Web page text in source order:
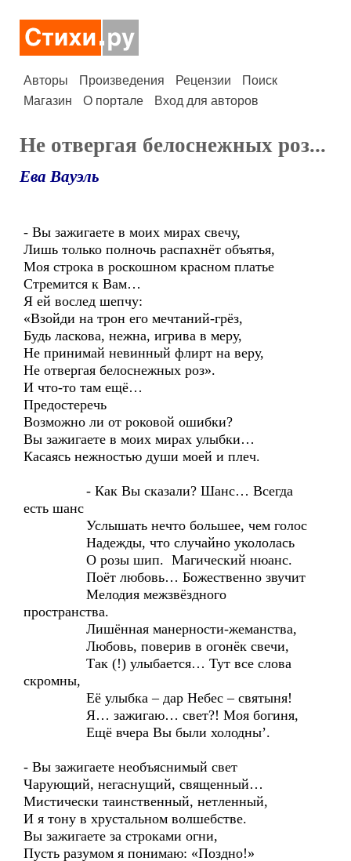
Авторы Произведения Рецензии
Поиск
Магазин
О портале Вход для авторов
Не отвергая белоснежных роз...
Ева Вауэль
- Вы зажигаете в моих мирах свечу,
Лишь только полночь распахнёт объятья,
Моя строка в роскошном красном платье
Стремится к Вам…
Я ей вослед шепчу:
«Взойди на трон его мечтаний-грёз,
Будь ласкова, нежна, игрива в меру,
Не принимай невинный флирт на веру,
Не отвергая белоснежных роз».
И что-то там ещё…
Предостеречь
Возможно ли от роковой ошибки?
Вы зажигаете в моих мирах улыбки…
Касаясь нежностью души моей и плеч.
- Как Вы сказали? Шанс… Всегда
есть шанс
Услышать нечто большее, чем голос
Надежды, что случайно укололась
О розы шип. Магический нюанс.
Поёт любовь… Божественно звучит
Мелодия межзвёздного
пространства.
Лишённая манерности-жеманства,
Любовь, поверив в огонёк свечи,
Так (!) улыбается… Тут все слова
скромны,
Её улыбка – дар Небес – святыня!
Я… зажигаю… свет?! Моя богиня,
Ещё вчера Вы были холодны’.
- Вы зажигаете необъяснимый свет
Чарующий, негаснущий, священный…
Мистически таинственный, нетленный,
И я тону в хрустальном волшебстве.
Вы зажигаете за строками огни,
Пусть разумом я понимаю: «Поздно!»